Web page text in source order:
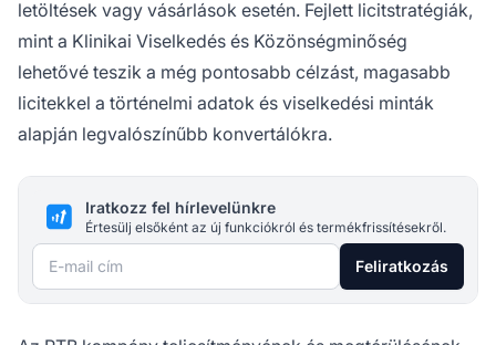
letöltések vagy vásárlások esetén. Fejlett licitstratégiák,
mint a Klinikai Viselkedés és Közönségminőség
lehetővé teszik a még pontosabb célzást, magasabb
licitekkel a történelmi adatok és viselkedési minták
alapján legvalószínűbb konvertálókra.
Iratkozz fel hírlevelünkre
Értesülj elsőként az új funkciókról és termékfrissítésekről.
E-mail cím Feliratkozás